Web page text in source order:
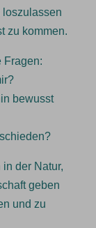
loszulassen
zu kommen.
Fragen:
bewusst
der Natur,
geben
und zu